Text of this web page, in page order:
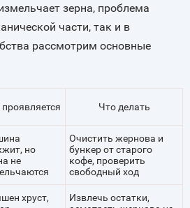
зерна, проблема
части, так и в
рассмотрим основные
Что делать
но
не
Очистить жернова и
бункер от старого
кофе, проверить
свободный ход
хруст,
Извлечь остатки,